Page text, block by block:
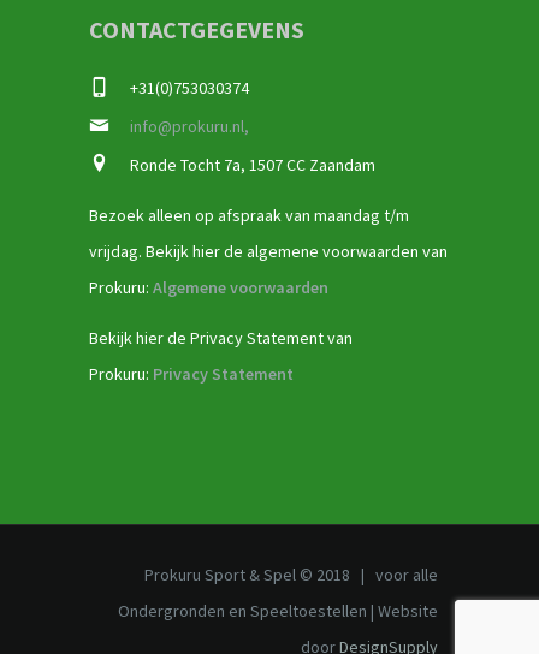
CONTACTGEGEVENS
+31(0)753030374
info@prokuru.nl,
Ronde Tocht 7a, 1507 CC Zaandam
Bezoek alleen op afspraak van maandag t/m
vrijdag. Bekijk hier de algemene voorwaarden van
Prokuru: Algemene voorwaarden
Bekijk hier de Privacy Statement van
Prokuru: Privacy Statement
Prokuru Sport & Spel © 2018 | voor alle
Ondergronden en Speeltoestellen | Website
doorDesignSupply